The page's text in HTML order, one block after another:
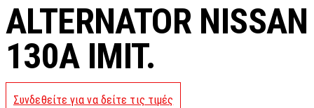
ALTERNATOR NISSAN
130A IMIT.
Συνδεθείτε για να δείτε τις τιμές